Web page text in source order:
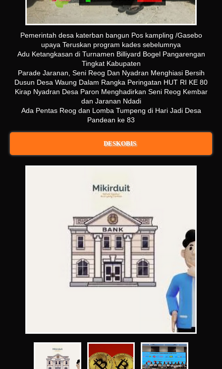
Pemerintah desa katerban bangun Pos kampling /Gasebo
upaya Teruskan program kades sebelumnya
Adu Ketangkasan di Turnamen Billiyard Bogel Pangarengan
Tingkat Kabupaten
Parade Jaranan, Seni Reog Dan Nyadran Menghiasi Bersih
Dusun Desa Waung Dalam Rangka Peringatan HUT RI KE 80
Kirap Nyadran Desa Paron Menghadirkan Seni Reog Kembar
dan Jaranan Ndadi
Ada Pentas Reog dan Lomba Tumpeng di Hari Jadi Desa
Pandean ke 83
DESKOBIS